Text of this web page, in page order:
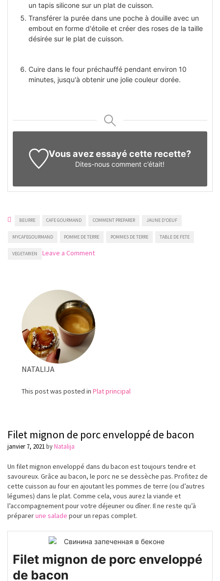
un tapis silicone sur un plat de cuisson.
Transférer la purée dans une poche à douille avec un
embout en forme d'étoile et créer des roses de la taille
désirée sur le plat de cuisson.
Cuire dans le four préchauffé pendant environ 10
minutes, jusqu'à obtenir une jolie couleur dorée.
Vous avez essayé cette recette?
Dites-nous comment c’était!
BEURRE CAFE GOURMAND COMMENT PREPARER JAUNE D'OEUF
MYCAFEGOURMAND POMME DE TERRE POMMES DE TERRE TABLE DE FETE
VEGETARIEN Leave a Commenton
NATALIJA
This post was posted in Plat principal
Filet mignon de porc enveloppé de bacon
janvier 7, 2021byNatalija
Un filet mignon enveloppé dans du bacon est toujours tendre et
savoureux. Grâce au bacon, le porc ne se dessèche pas. Profitez de
cette cuisson au four en ajoutant les pommes de terre (ou d’autres
légumes) dans le plat. Comme cela, vous aurez la viande et
l’accompagnement pour votre déjeunerou dîner. Il ne reste qu’à
préparerune salade pour un repas complet.
Filet mignon de porc enveloppé
de bacon